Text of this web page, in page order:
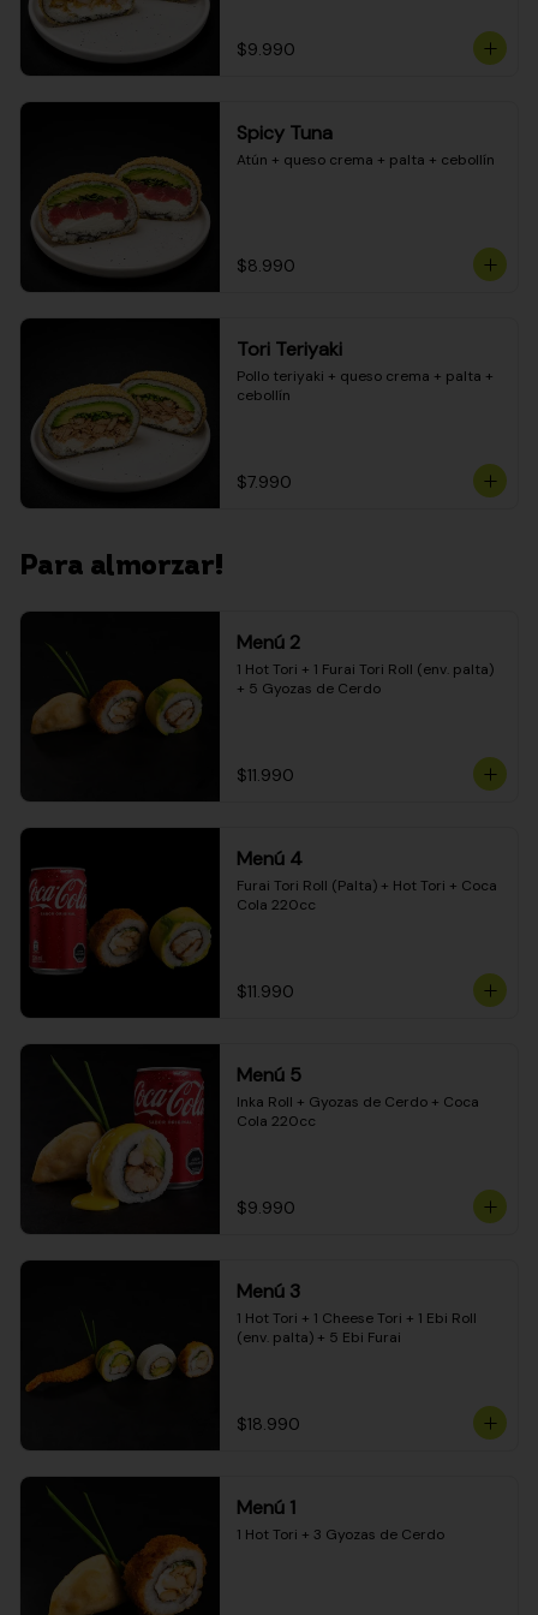
$9.990
Spicy Tuna
Atún + queso crema + palta + cebollín
$8.990
Tori Teriyaki
Pollo teriyaki + queso crema + palta +
cebollín
$7.990
Para almorzar!
Menú 2
1 Hot Tori + 1 Furai Tori Roll (env. palta)
+ 5 Gyozas de Cerdo
$11.990
Menú 4
Furai Tori Roll (Palta) + Hot Tori + Coca
Cola 220cc
$11.990
Menú 5
Inka Roll + Gyozas de Cerdo + Coca
Cola 220cc
$9.990
Menú 3
1 Hot Tori + 1 Cheese Tori + 1 Ebi Roll
(env. palta) + 5 Ebi Furai
$18.990
Menú 1
1 Hot Tori + 3 Gyozas de Cerdo